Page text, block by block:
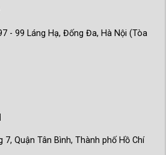
- 99 Láng Hạ, Đống Đa, Hà Nội (Tòa
7, Quận Tân Bình, Thành phố Hồ Chí